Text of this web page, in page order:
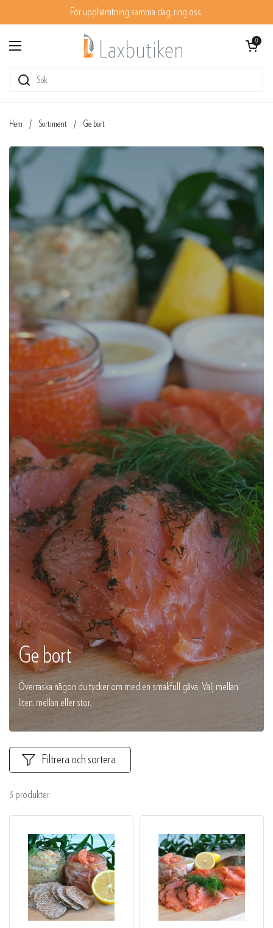
Hoppa till innehålletFör upphämtning samma dag, ring oss.
Öppna meny
Öppna kundvagn
0
Hem / Sortiment / Ge bort
Ge bort
Överraska någon du tycker om med en smakfull gåva. Välj mellan
liten, mellan eller stor.
3 produkter
Filtrera och sortera